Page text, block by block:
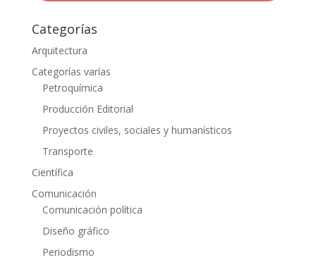
Categorías
Arquitectura
Categorías varías
Petroquímica
Producción Editorial
Proyectos civiles, sociales y humanísticos
Transporte
Científica
Comunicación
Comunicación política
Diseño gráfico
Periodismo